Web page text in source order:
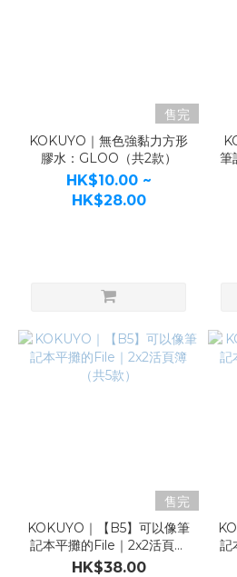
售完
KOKUYO｜無色強黏力方形
膠水：GLOO（共2款）
HK$10.00 ~
HK$28.00
筆
售完
KOKUYO｜【B5】可以像筆
記本平攤的File｜2x2活頁簿
（共5款）
HK$38.00
記